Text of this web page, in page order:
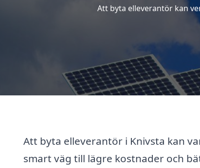
Att byta elleverantör kan
Att byta elleverantör i Knivsta kan
smart väg till lägre kostnader och